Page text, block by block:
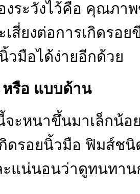
ระวังไว้คือ คุณภา
สี่ยงต่อการเกิดรอ
วมือได้ง่ายอีกด้วย
รือ แบบด้าน
หนาขึ้นมาเล็กน้อย
ดรอยนิ้วมือ ฟิมส์ช
ะแน่นอนว่าดูทนทา